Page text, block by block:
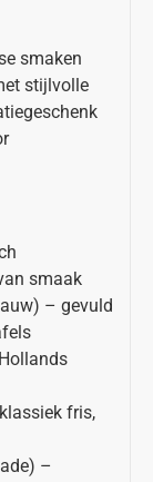
smaken
stijlvolle
smaak
– gevuld
fris,
–